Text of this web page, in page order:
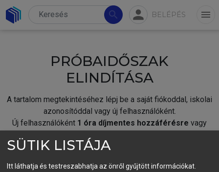
search person BELÉPÉS menu
PRÓBAIDŐSZAK
ELINDÍTÁSA
A tartalom megtekintéséhez lépj be a saját fiókoddal, iskolai
azonosítóddal vagy új felhasználóként.
Új felhasználóként 1 óra díjmentes hozzáférésre vagy
fiókoddal,vagy hozz létre új fiókot.
SÜTIK LISTÁJA
Itt láthatja és testreszabhatja az önről gyűjtött információkat.